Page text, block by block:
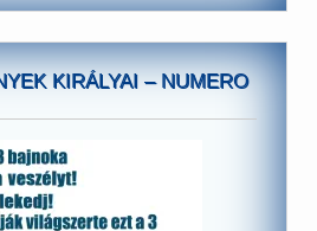
KIRÁLYAI – NUMERO